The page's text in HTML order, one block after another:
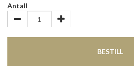
Antall
BESTILL